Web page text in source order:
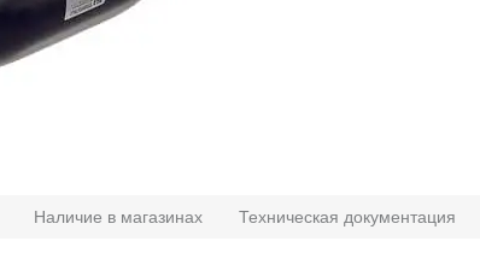
Наличие в магазинах Техническая документация